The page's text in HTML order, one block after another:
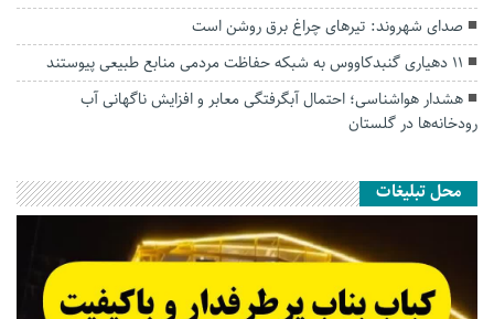
صدای شهروند: تیرهای چراغ برق روشن است
۱۱ دهیاری گنبدکاووس به شبکه حفاظت مردمی منابع طبیعی پیوستند
هشدار هواشناسی؛ احتمال آبگرفتگی معابر و افزایش ناگهانی آب
رودخانه‌ها در گلستان
محل تبلیغات